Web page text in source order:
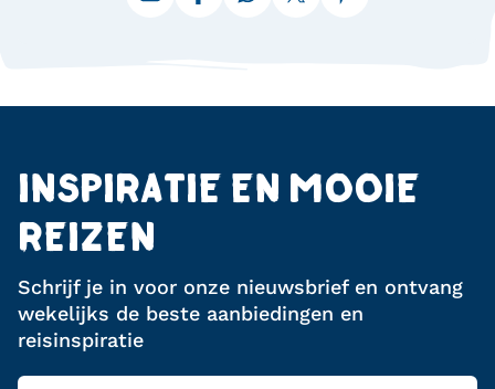
INSPIRATIE EN MOOIE
REIZEN
Schrijf je in voor onze nieuwsbrief en ontvang
wekelijks de beste aanbiedingen en
reisinspiratie